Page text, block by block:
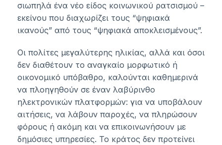
σιωπηλά ένα νέο είδος κοινωνικού ρατσισμού –
εκείνου που διαχωρίζει τους “ψηφιακά
ικανούς” από τους “ψηφιακά αποκλεισμένους”.
Οι πολίτες μεγαλύτερης ηλικίας, αλλά και όσοι
δεν διαθέτουν το αναγκαίο μορφωτικό ή
οικονομικό υπόβαθρο, καλούνται καθημερινά
να πλοηγηθούν σε έναν λαβύρινθο
ηλεκτρονικών πλατφορμών: για να υποβάλουν
αιτήσεις, να λάβουν παροχές, να πληρώσουν
φόρους ή ακόμη και να επικοινωνήσουν με
δημόσιες υπηρεσίες. Το κράτος δεν προτείνει